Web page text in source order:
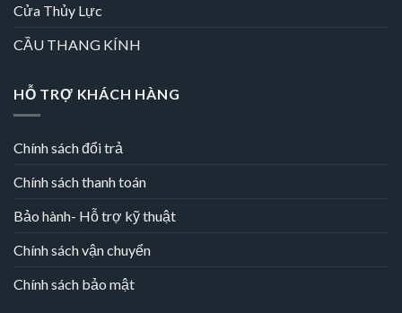
Cửa Thủy Lực
CẦU THANG KÍNH
HỖ TRỢ KHÁCH HÀNG
Chính sách đổi trả
Chính sách thanh toán
Bảo hành- Hỗ trợ kỹ thuật
Chính sách vận chuyển
Chính sách bảo mật